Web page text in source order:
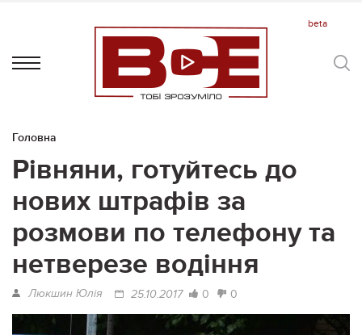
Головна
Рівняни, готуйтесь до
нових штрафів за
розмови по телефону та
нетверезе водіння
Люкшин Юлія 25.10.2017 0 0